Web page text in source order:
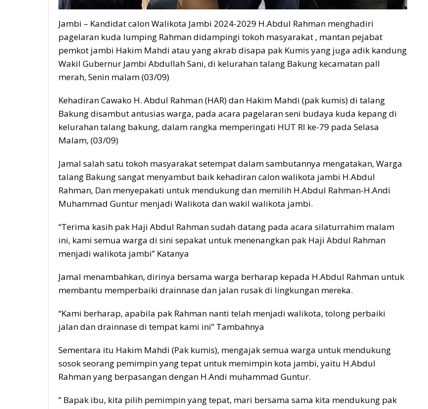
Jambi – Kandidat calon Walikota Jambi 2024-2029 H.Abdul Rahman menghadiri
pagelaran kuda lumping Rahman didampingi tokoh masyarakat , mantan pejabat
pemkot jambi Hakim Mahdi atau yang akrab disapa pak Kumis yang juga adik kandung
Wakil Gubernur Jambi Abdullah Sani, di kelurahan talang Bakung kecamatan pall
merah, Senin malam (03/09)
Kehadiran Cawako H. Abdul Rahman (HAR) dan Hakim Mahdi (pak kumis) di talang
Bakung disambut antusias warga, pada acara pagelaran seni budaya kuda kepang di
kelurahan talang bakung, dalam rangka memperingati HUT RI ke-79 pada Selasa
Malam, (03/09)
Jamal salah satu tokoh masyarakat setempat dalam sambutannya mengatakan, Warga
talang Bakung sangat menyambut baik kehadiran calon walikota jambi H.Abdul
Rahman, Dan menyepakati untuk mendukung dan memilih H.Abdul Rahman-H.Andi
Muhammad Guntur menjadi Walikota dan wakil walikota jambi.
“Terima kasih pak Haji Abdul Rahman sudah datang pada acara silaturrahim malam
ini, kami semua warga di sini sepakat untuk menenangkan pak Haji Abdul Rahman
menjadi walikota jambi” Katanya
Jamal menambahkan, dirinya bersama warga berharap kepada H.Abdul Rahman untuk
membantu memperbaiki drainnase dan jalan rusak di lingkungan mereka.
“Kami berharap, apabila pak Rahman nanti telah menjadi walikota, tolong perbaiki
jalan dan drainnase di tempat kami ini” Tambahnya
Sementara itu Hakim Mahdi (Pak kumis), mengajak semua warga untuk mendukung
sosok seorang pemimpin yang tepat untuk memimpin kota jambi, yaitu H.Abdul
Rahman yang berpasangan dengan H.Andi muhammad Guntur.
” Bapak ibu, kita pilih pemimpin yang tepat, mari bersama sama kita mendukung pak